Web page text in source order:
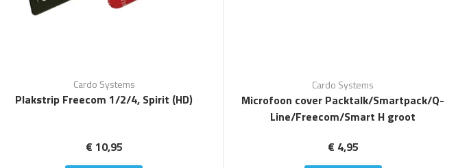
Cardo Systems
Plakstrip Freecom 1/2/4, Spirit (HD)
€ 10,95
Cardo Systems
Microfoon cover Packtalk/Smartpack/Q-
Line/Freecom/Smart H groot
€ 4,95